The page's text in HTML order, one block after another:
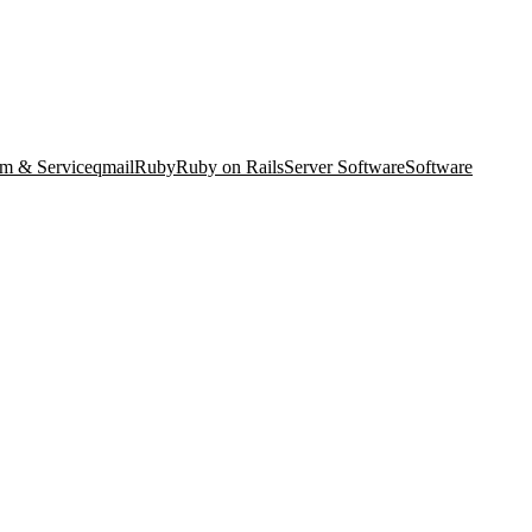
& ServiceqmailRubyRuby on RailsServer SoftwareSoftware